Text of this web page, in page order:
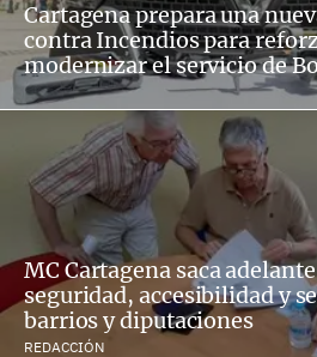
Cartagena prepara una
contra Incendios para
modernizar el servicio de
MC Cartagena saca
seguridad, accesibilidad y
barrios y diputaciones
REDACCIÓN